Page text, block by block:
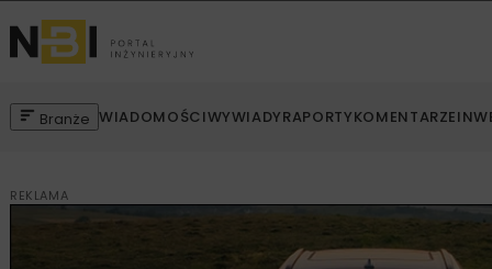
Branże WIADOMOŚCIWYWIADYRAPORTYKOMENTARZE
REKLAMA